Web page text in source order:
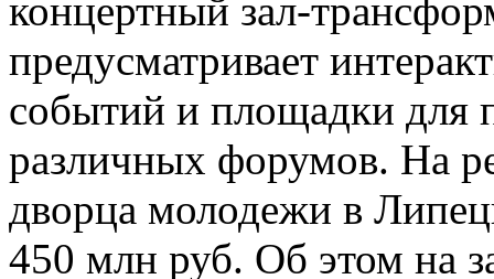
концертный зал-
предусматривает
событий и площадки для
различных форумов. На
дворца молодежи в
450 млн руб. Об этом на